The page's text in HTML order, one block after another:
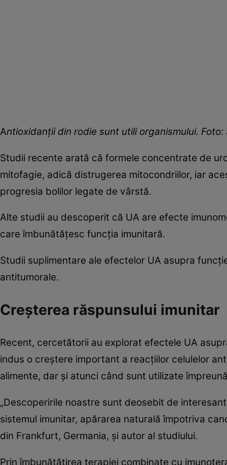
Antioxidanții din rodie sunt utili organismului.
Studii recente arată că formele concentrate de
mitofagie, adică distrugerea mitocondriilor, iar
progresia bolilor legate de vârstă.
Alte studii au descoperit că UA are efecte
care îmbunătățesc funcția imunitară.
Studii suplimentare ale efectelor UA asupra
antitumorale.
Creșterea răspunsului imunitar
Recent, cercetătorii au explorat efectele UA
indus o creștere important a reacțiilor celulelor
alimente, dar și atunci când sunt utilizate
„Descoperirile noastre sunt deosebit de
sistemul imunitar, apărarea naturală împotriva
din Frankfurt, Germania, și autor al studiului.
Prin îmbunătățirea terapiei combinate cu